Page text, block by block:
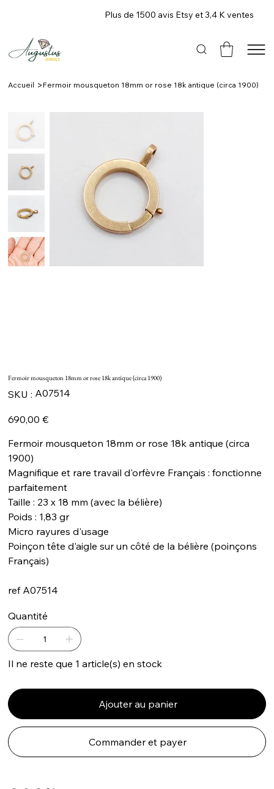
Plus de 1500 avis Etsy et 3,4 K ventes
Accueil > Fermoir mousqueton 18mm or rose 18k antique (circa 1900)
Fermoir mousqueton 18mm or rose 18k antique (circa 1900)
SKU :
SKU
A07514
A07514
690,00 €
Fermoir mousqueton 18mm or rose 18k antique (circa
1900)
Magnifique et rare travail d'orfèvre Français : fonctionne
parfaitement
Taille : 23 x 18 mm (avec la bélière)
Poids : 1,83 gr
Micro rayures d'usage
Poinçon tête d'aigle sur un côté de la bélière (poinçons
Français)
ref A07514
Quantité
Il ne reste que 1 article(s) en stock
Ajouter au panier
Commander et payer